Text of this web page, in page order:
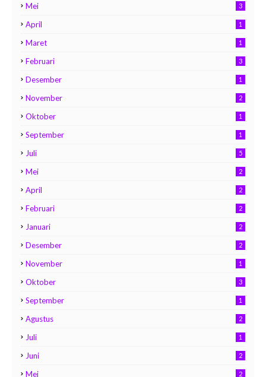
Mei 3
April 1
Maret 1
Februari 3
Desember 1
November 2
Oktober 1
September 1
Juli 5
Mei 2
April 2
Februari 2
Januari 2
Desember 2
November 1
Oktober 3
September 1
Agustus 2
Juli 1
Juni 2
Mei 2